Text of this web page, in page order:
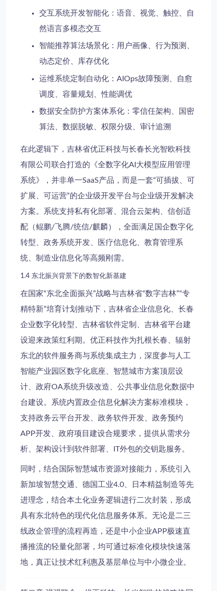
交互系统开发智能化：语音、视觉、触控、自
然语言多模态交互
智能推荐算法场景化：用户画像、行为预测、
动态定价、库存优化
运维系统定制 自动化：AIOps故障预测、自愈
调度、容量规划、性能调优
数据安全防护方案体系化：零信任架构、国密
算法、数据脱敏、权限分级、审计追溯
在此逻辑下， 吉林省优正科技与长春长光智欧科技
有限公司 联合打造的《全数字化AI大模型应用管理
系统》，并非单一SaaS产品，而是一套“可插拔、可
扩展、可运营”的企业级开发平台与企业级开发解决
方案。系统支持私有化部署、混合云架构、信创适
配（鲲鹏/飞腾/统信/麒麟），全面满足 国企数字化
转型
政务系统开发 医疗信息化
教育管理系
统
制造业信息化等高频刚需。
1.4 东北振兴背景下的数智化新基建
在国家“东北全面振兴”战略与吉林省“数字吉林”“专
精特新”培育计划推动下， 吉林省企业信息化、 长春
企业数字化转型、 吉林省软件定制 、 吉林省平台建
设迎来政策红利期。优正科技作为扎根长春、辐射
东北的软件服务商与系统集成主力，深度参与人工
智能产业园区数字化底座、 智慧城市方案顶层设
计、 政府OA系统升级改造、 公共事业信息化数据中
台建设。系统内置政企信息化解决方案标准模块，
支持政务云平台开发、 政务软件开发、 政务预约
APP开发、 政府项目建设合规要求，提供从需求分
析、 架构设计到 软件部署、 IT外包的交钥匙服务。
同时，结合 国际智慧城市资源对接能力，系统引入
新加坡智慧交通、德国工业4.0、日本精益制造等先
进理念，结合本土化业务逻辑进行二次封装，形成
具有东北特色的现代化信息服务体系。无论是二三
线政企管理的流程再造，还是中小企业APP极速直
播推流的轻量化部署，均可通过标准化模块快速落
地，真正让技术红利惠及基层单位与中小微企业。